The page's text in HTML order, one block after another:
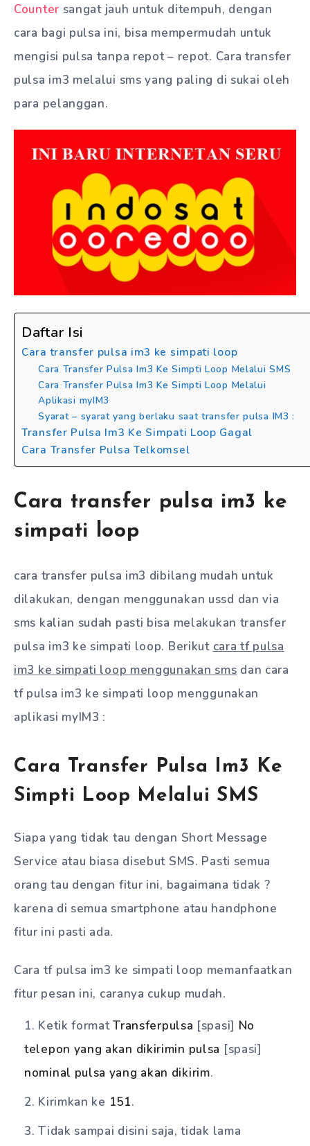
Counter sangat jauh untuk ditempuh, dengan
cara bagi pulsa ini, bisa mempermudah untuk
mengisi pulsa tanpa repot – repot. Cara transfer
pulsa im3 melalui sms yang paling di sukai oleh
para pelanggan.
Daftar Isi
Cara transfer pulsa im3 ke simpati loop
Cara Transfer Pulsa Im3 Ke Simpti Loop Melalui SMS
Cara Transfer Pulsa Im3 Ke Simpti Loop Melalui
Aplikasi myIM3
Syarat – syarat yang berlaku saat transfer pulsa IM3 :
Transfer Pulsa Im3 Ke Simpati Loop Gagal
Cara Transfer Pulsa Telkomsel
Cara transfer pulsa im3 ke
simpati loop
cara transfer pulsa im3 dibilang mudah untuk
dilakukan, dengan menggunakan ussd dan via
sms kalian sudah pasti bisa melakukan transfer
pulsa im3 ke simpati loop. Berikut cara tf pulsa
im3 ke simpati loop menggunakan sms dan cara
tf pulsa im3 ke simpati loop menggunakan
aplikasi myIM3 :
Cara Transfer Pulsa Im3 Ke
Simpti Loop Melalui SMS
Siapa yang tidak tau dengan Short Message
Service atau biasa disebut SMS. Pasti semua
orang tau dengan fitur ini, bagaimana tidak ?
karena di semua smartphone atau handphone
fitur ini pasti ada.
Cara tf pulsa im3 ke simpati loop memanfaatkan
fitur pesan ini, caranya cukup mudah.
Ketik formatTransferpulsa [spasi] No
telepon yang akan dikirimin pulsa [spasi]
nominal pulsa yang akan dikirim.
Kirimkan ke 151.
Tidak sampai disini saja, tidak lama